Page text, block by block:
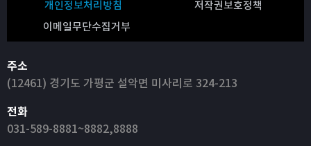
개인정보처리방침
저작권보호정책
이메일무단수집거부
주소
(12461) 경기도 가평군 설악면 미사리로 324-213
전화
031-589-8881~8882,8888